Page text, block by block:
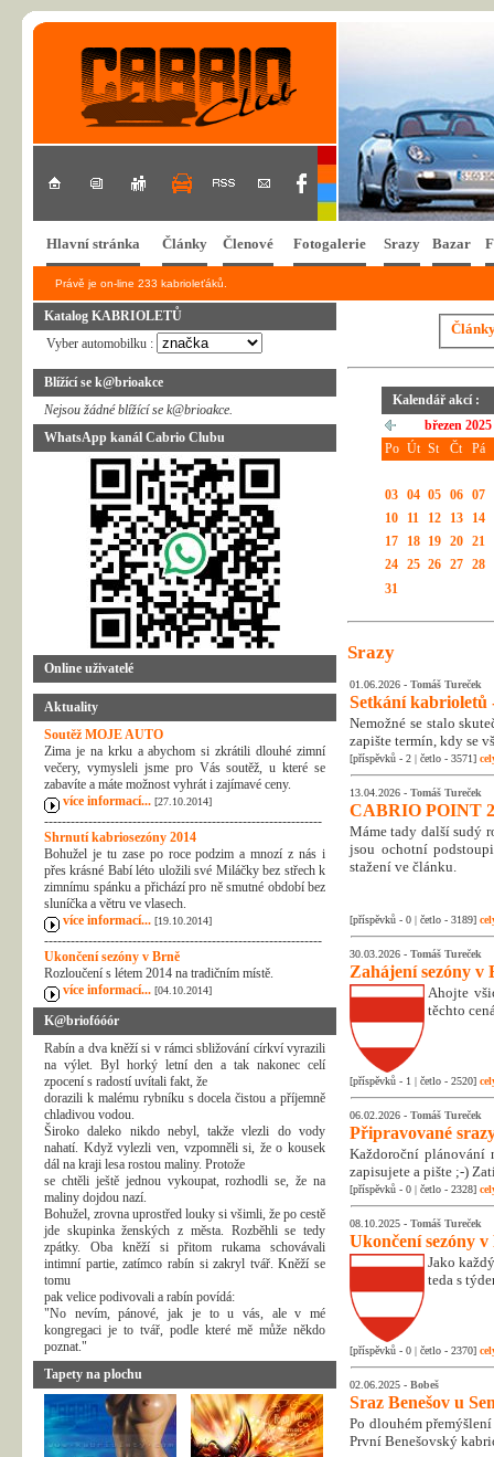
Hlavní stránka Články Členové Fotogalerie Srazy Bazar
Právě je on-line 233 kabrioleťáků.
Katalog KABRIOLETŮ
Vyber automobilku :
Blížící se k@brioakce
Nejsou žádné blížící se k@brioakce.
WhatsApp kanál Cabrio Clubu
Online uživatelé
Aktuality
Soutěž MOJE AUTO
Zima je na krku a abychom si zkrátili dlouhé zimní
večery, vymysleli jsme pro Vás soutěž, u které se
zabavíte a máte možnost vyhrát i zajímavé ceny.
více informací... [27.10.2014]
---------------------------------------------------------------
Shrnutí kabriosezóny 2014
Bohužel je tu zase po roce podzim a mnozí z nás i
přes krásné Babí léto uložili své Miláčky bez střech k
zimnímu spánku a přichází pro ně smutné období bez
sluníčka a větru ve vlasech.
více informací... [19.10.2014]
---------------------------------------------------------------
Ukončení sezóny v Brně
Rozloučení s létem 2014 na tradičním místě.
více informací... [04.10.2014]
K@briofóóór
Rabín a dva kněží si v rámci sbližování církví vyrazili
na výlet. Byl horký letní den a tak nakonec celí
zpocení s radostí uvítali fakt, že
dorazili k malému rybníku s docela čistou a příjemně
chladivou vodou.
Široko daleko nikdo nebyl, takže vlezli do vody
nahatí. Když vylezli ven, vzpomněli si, že o kousek
dál na kraji lesa rostou maliny. Protože
se chtěli ještě jednou vykoupat, rozhodli se, že na
maliny dojdou nazí.
Bohužel, zrovna uprostřed louky si všimli, že po cestě
jde skupinka ženských z města. Rozběhli se tedy
zpátky. Oba kněží si přitom rukama schovávali
intimní partie, zatímco rabín si zakryl tvář. Kněží se
tomu
pak velice podivovali a rabín povídá:
"No nevím, pánové, jak je to u vás, ale v mé
kongregaci je to tvář, podle které mě může někdo
poznat."
Tapety na plochu
Kalendář akcí :
březen 2025
Po Út St Čt Pá
03 04 05 06 07
10
11 12 13
14
17
18 19 20 21
24 25 26 27 28
31
Srazy
01.06.2026 - Tomáš Tureček
Setkání kabrioletů
Nemožné se stalo
zapište termín, kdy se
[příspěvků - 2 | četlo - 3571]
13.04.2026 - Tomáš Tureček
CABRIO POINT
Máme tady další sudý
jsou ochotní
stažení ve článku.
[příspěvků - 0 | četlo - 3189]
30.03.2026 - Tomáš Tureček
Zahájení sezóny v
Ahojte
těchto
[příspěvků - 1 | četlo - 2520]
06.02.2026 - Tomáš Tureček
Připravované
Každoroční plánování
zapisujete a pište ;-)
[příspěvků - 0 | četlo - 2328]
08.10.2025 - Tomáš Tureček
Ukončení sezóny v
Jako
teda s
[příspěvků - 0 | četlo - 2370]
02.06.2025 - Bobeš
Sraz Benešov u
Po dlouhém
První Benešovský